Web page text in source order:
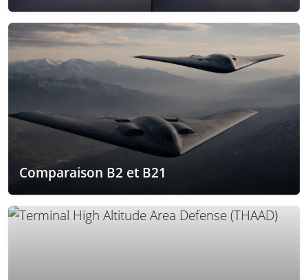
Comparaison B2 et B21